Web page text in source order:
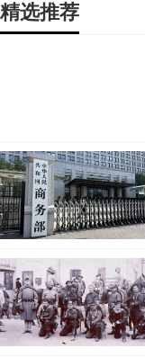
精选推荐